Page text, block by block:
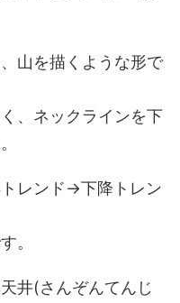
山を描くような形で
、ネックラインを下
レンド→下降トレン
。
井(さんぞんてんじ